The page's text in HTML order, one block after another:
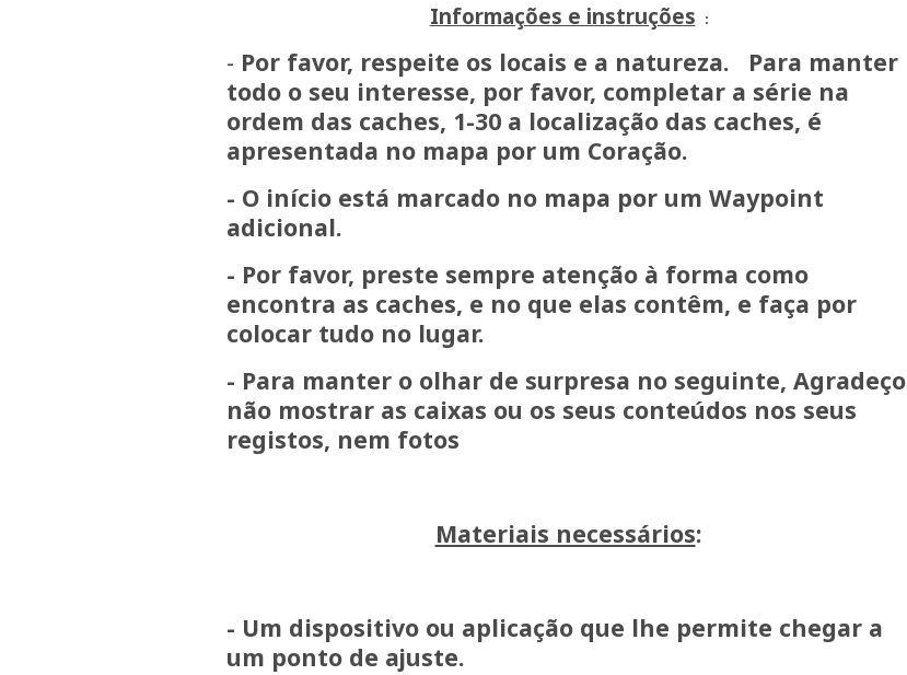
Informações e instruções :
- Por favor, respeite os locais e a natureza. Para manter
todo o seu interesse, por favor, completar a série na
ordem das caches, 1-30 a localização das caches, é
apresentada no mapa por um Coração.
- O início está marcado no mapa por um Waypoint
adicional.
- Por favor, preste sempre atenção à forma como
encontra as caches, e no que elas contêm, e faça por
colocar tudo no lugar.
- Para manter o olhar de surpresa no seguinte, Agradeço
não mostrar as caixas ou os seus conteúdos nos seus
registos, nem fotos
Materiais necessários:
- Um dispositivo ou aplicação que lhe permite chegar a
um ponto de ajuste.